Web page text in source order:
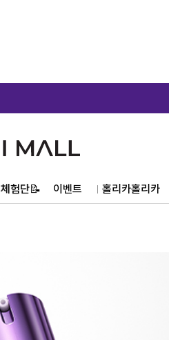
체험단📝 이벤트 홀리카홀리카